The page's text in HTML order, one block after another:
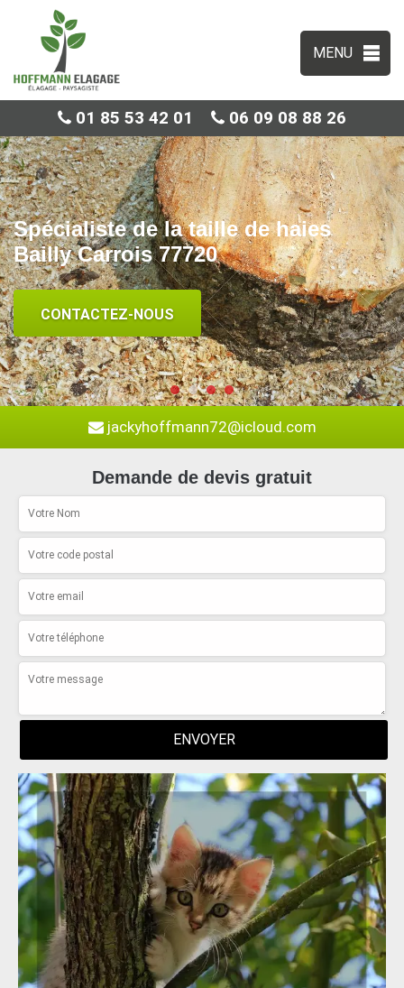
MENU
01 85 53 42 01 06 09 08 88 26
Spécialiste de la taille de haies
Bailly Carrois 77720
CONTACTEZ-NOUS
jackyhoffmann72@icloud.com
Demande de devis gratuit